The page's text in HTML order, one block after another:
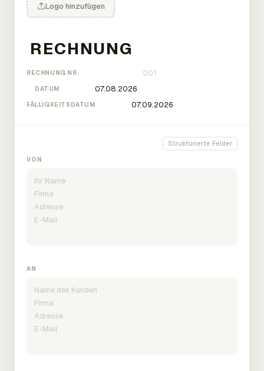
Logo hinzufügen
RECHNUNG NR.
DATUM
FÄLLIGKEITSDATUM
Strukturierte Felder
VON
AN